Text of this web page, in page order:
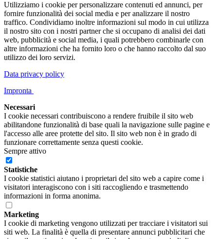
Utilizziamo i cookie per personalizzare contenuti ed annunci, per
fornire funzionalità dei social media e per analizzare il nostro
traffico. Condividiamo inoltre informazioni sul modo in cui utilizza
il nostro sito con i nostri partner che si occupano di analisi dei dati
web, pubblicità e social media, i quali potrebbero combinarle con
altre informazioni che ha fornito loro o che hanno raccolto dal suo
utilizzo dei loro servizi.
Data privacy policy
Impronta
Necessari
I cookie necessari contribuiscono a rendere fruibile il sito web
abilitandone funzionalità di base quali la navigazione sulle pagine e
l'accesso alle aree protette del sito. Il sito web non è in grado di
funzionare correttamente senza questi cookie.
Sempre attivo
Statistiche
I cookie statistici aiutano i proprietari del sito web a capire come i
visitatori interagiscono con i siti raccogliendo e trasmettendo
informazioni in forma anonima.
Marketing
I cookie di marketing vengono utilizzati per tracciare i visitatori sui
siti web. La finalità è quella di presentare annunci pubblicitari che